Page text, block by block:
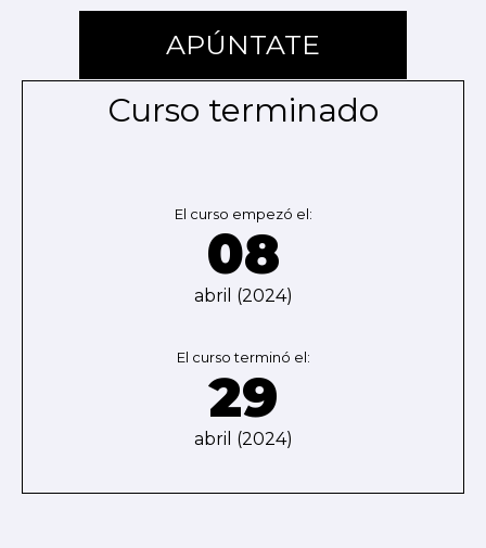
APÚNTATE
Curso terminado
El curso empezó el:
08
abril (2024)
El curso terminó el:
29
abril (2024)